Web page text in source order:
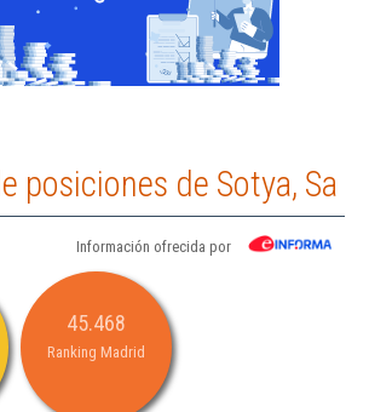
posiciones de Sotya, Sa
Información ofrecida por
45.468
Ranking Madrid